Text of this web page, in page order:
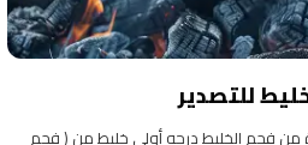
للتصدير
من فحم الخليط درجه أولي خليط من ( فحم